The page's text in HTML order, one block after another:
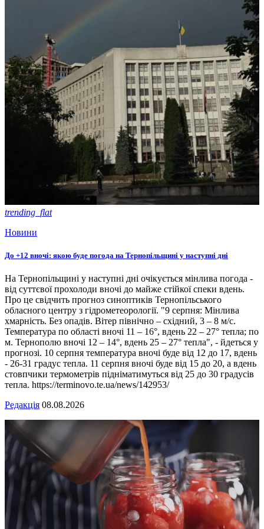
trending_flat
Новини
До +12 вночі: якою буде погода на Тернопільщині у наступні дні
На Тернопільщині у наступні дні очікується мінлива погода -
від суттєвої прохолоди вночі до майже стійкої спеки вдень.
Про це свідчить прогноз синоптиків Тернопільського
обласного центру з гідрометеорології. "9 серпня: Мінлива
хмарність. Без опадів. Вітер північно – східний, 3 – 8 м/с.
Температура по області вночі 11 – 16°, вдень 22 – 27° тепла; по
м. Тернополю вночі 12 – 14°, вдень 25 – 27° тепла", - йдеться у
прогнозі. 10 серпня температура вночі буде від 12 до 17, вдень
- 26-31 градус тепла. 11 серпня вночі буде від 15 до 20, а вдень
стовпчики термометрів підніматимуться від 25 до 30 градусів
тепла. https://terminovo.te.ua/news/142953/
Редакція 08.08.2026